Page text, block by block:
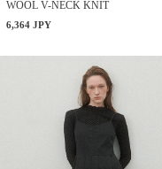
WOOL V-NECK KNIT
6,364 JPY